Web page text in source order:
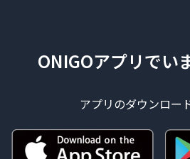
ONIGOアプリでい
アプリのダウンロー